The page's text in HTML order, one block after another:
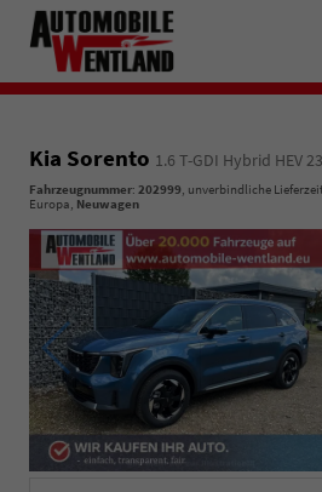
Kia Sorento 1.6 T-GDI Hybrid HEV
Fahrzeugnummer: 202999, unverbindliche
Europa, Neuwagen